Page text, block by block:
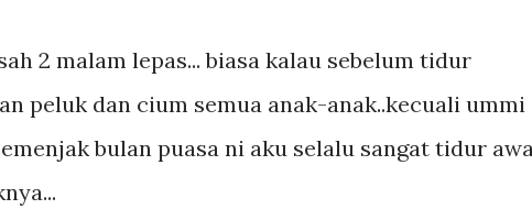
2 malam lepas... biasa kalau sebelum tidur
peluk dan cium semua anak-anak..kecuali ummi
bulan puasa ni aku selalu sangat tidur